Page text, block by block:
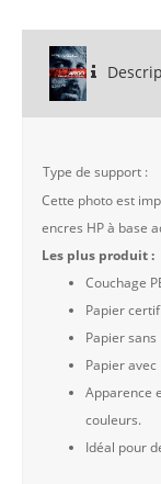
Type de support :
Cette photo est
encres HP à base
Les plus produit :
Couchage
Papier
Papier sans
Papier
Apparence
couleurs.
Idéal pour